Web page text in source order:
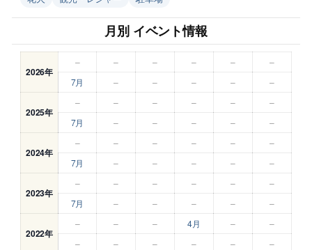
月別 イベント情報
2026年
– – – – –
–
7月
– – – – –
2025年
– – – – –
–
7月
– – – – –
2024年
– – – – –
–
7月
– – – – –
2023年
– – – – –
–
7月
– – – – –
2022年
– – – 4月 –
–
–
– – – – –